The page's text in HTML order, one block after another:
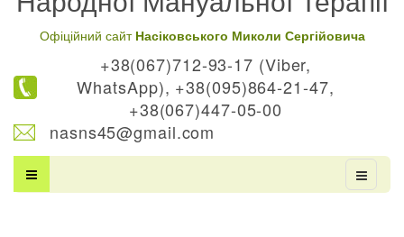
Офіційний сайт Насіковського Миколи Сергійовича
+38(067)712-93-17 (Viber,
WhatsApp), +38(095)864-21-47,
+38(067)447-05-00
nasns45@gmail.com